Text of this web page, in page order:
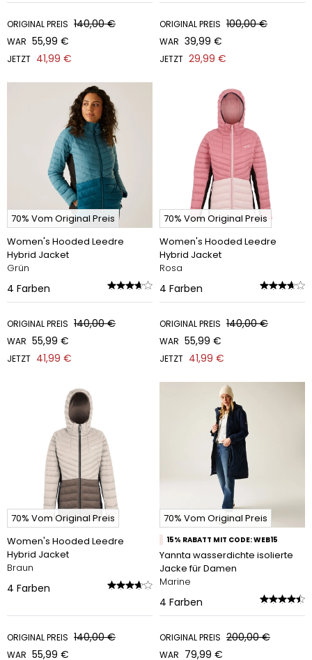
ORIGINAL PREIS 140,00 €
WAR 55,99 €
JETZT 41,99 €
ORIGINAL PREIS 100,00 €
WAR 39,99 €
JETZT 29,99 €
70% Vom Original Preis
Women's Hooded Leedre
Hybrid Jacket
Grün
4 Farben
ORIGINAL PREIS 140,00 €
WAR 55,99 €
JETZT 41,99 €
70% Vom Original Preis
Women's Hooded Leedre
Hybrid Jacket
Rosa
4 Farben
ORIGINAL PREIS 140,00 €
WAR 55,99 €
JETZT 41,99 €
70% Vom Original Preis
Women's Hooded Leedre
Hybrid Jacket
Braun
4 Farben
ORIGINAL PREIS 140,00 €
WAR 55,99 €
70% Vom Original Preis
15% RABATT MIT CODE: WEB15
Yannta wasserdichte isolierte
Jacke für Damen
Marine
4 Farben
ORIGINAL PREIS 200,00 €
WAR 79,99 €